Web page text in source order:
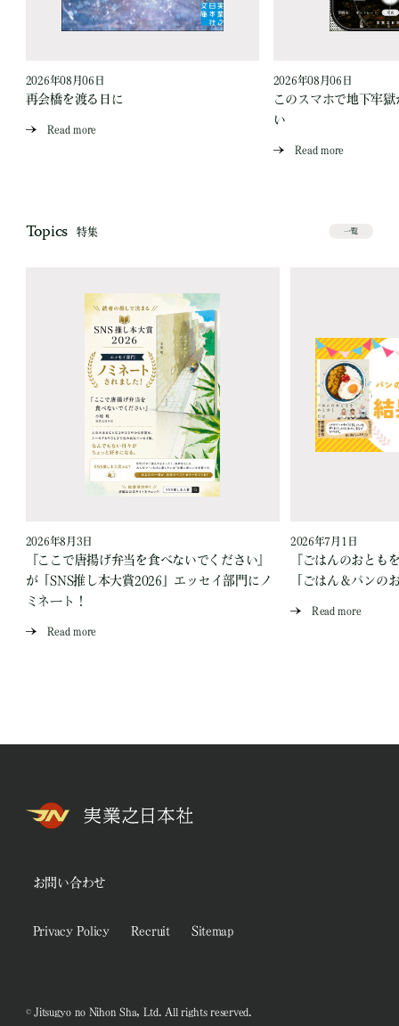
2026年08月06日
再会橋を渡る日に
Read more
2026年08月06日
このスマホで地下牢
い
Read more
Topics 特集 一覧
2026年8月3日
『ここで唐揚げ弁当を食べないでください』
が「SNS推し本大賞2026」エッセイ部門にノ
ミネート！
Read more
2026年7月1日
『ごはんのおとも
「ごはん＆パンの
Read more
お問い合わせ
Privacy Policy Recruit Sitemap
© Jitsugyo no Nihon Sha, Ltd. All rights reserved.